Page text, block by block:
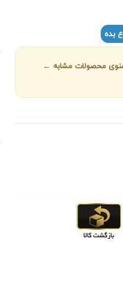
بده
منوی محصولات مشابه ←